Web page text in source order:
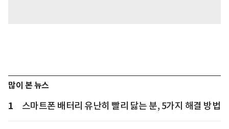
많이 본 뉴스
1 스마트폰 배터리 유난히 빨리 닳는 분, 5가지 해결 방법